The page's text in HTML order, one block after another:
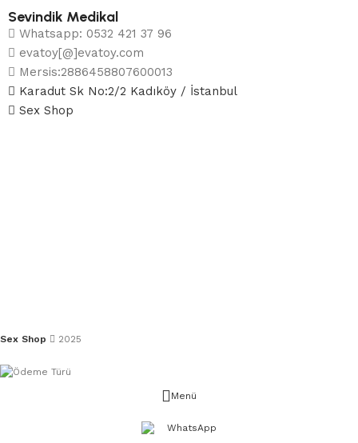
Sevindik Medikal
Whatsapp: 0532 421 37 96
evatoy[@]evatoy.com
Mersis:2886458807600013
Karadut Sk No:2/2 Kadıköy / İstanbul
Sex Shop
Sex Shop 2025
Menü
WhatsApp